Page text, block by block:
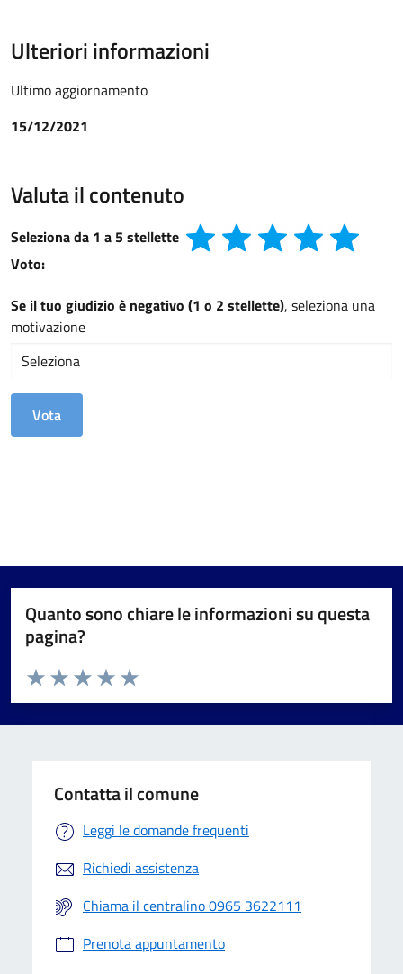
Ulteriori informazioni
Ultimo aggiornamento
15/12/2021
Valuta il contenuto
Seleziona da 1 a 5 stellette
Voto:
Se il tuo giudizio è negativo (1 o 2 stellette), seleziona una
motivazione
Quanto sono chiare le informazioni su questa
pagina?
Valuta da 1 a 5 stelle la pagina
Valuta 5 stelle su 5
Valuta 4 stelle su 5
Valuta 3 stelle su 5
Valuta 2 stelle su 5
Valuta 1 stelle su 5
Contatta il comune
Leggi le domande frequenti
Richiedi assistenza
Chiama il centralino 0965 3622111
Prenota appuntamento